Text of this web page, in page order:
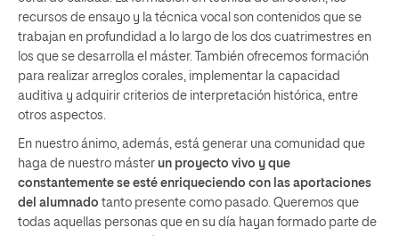
recursos de ensayo y la técnica vocal son contenidos que se
trabajan en profundidad a lo largo de los dos cuatrimestres en
los que se desarrolla el máster. También ofrecemos formación
para realizar arreglos corales, implementar la capacidad
auditiva y adquirir criterios de interpretación histórica, entre
otros aspectos.
En nuestro ánimo, además, está generar una comunidad que
haga de nuestro máster un proyecto vivo y que
constantemente se esté enriqueciendo con las aportaciones
del alumnado tanto presente como pasado. Queremos que
todas aquellas personas que en su día hayan formado parte de